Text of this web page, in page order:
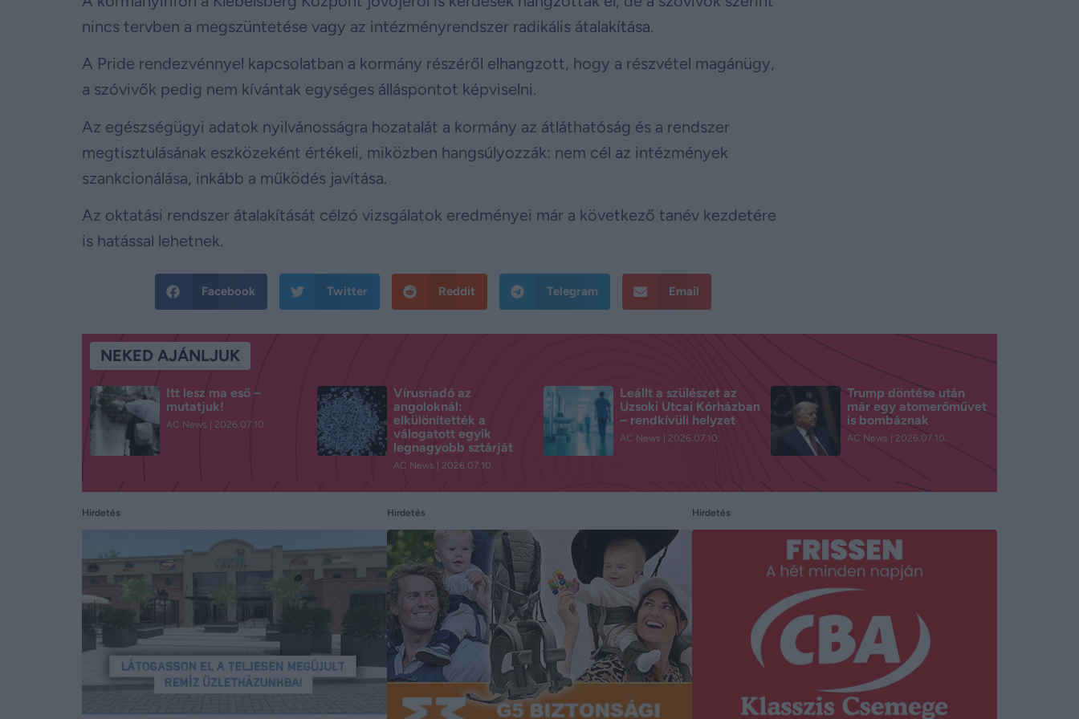
nincs tervben a megszüntetése vagy az intézményrendszer radikális átalakítása.
A Pride rendezvénnyel kapcsolatban a kormány részéről elhangzott, hogy a részvétel magánügy,
a szóvivők pedig nem kívántak egységes álláspontot képviselni.
Az egészségügyi adatok nyilvánosságra hozatalát a kormány az átláthatóság és a rendszer
megtisztulásának eszközeként értékeli, miközben hangsúlyozzák: nem cél az intézmények
szankcionálása, inkább a működés javítása.
Az oktatási rendszer átalakítását célzó vizsgálatok eredményei már a következő tanév kezdetére
is hatással lehetnek.
Facebook Twitter Reddit Telegram Email
NEKED AJÁNLJUK
Itt lesz ma eső –
mutatjuk!
AC News 2026.07.10.
Vírusriadó az
angoloknál:
elkülönítették a
válogatott egyik
legnagyobb sztárját
AC News 2026.07.10.
Leállt a szülészet az
Uzsoki Utcai Kórházban
– rendkívüli helyzet
AC News 2026.07.10.
Trump döntése után
már egy atomerőművet
is bombáznak
AC News 2026.07.10.
Hirdetés Hirdetés Hirdetés